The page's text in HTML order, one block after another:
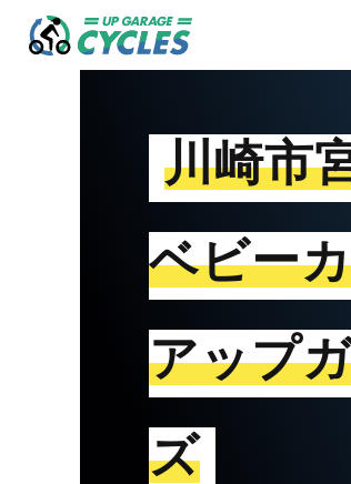
川崎市
ベビー
アップ
ズ